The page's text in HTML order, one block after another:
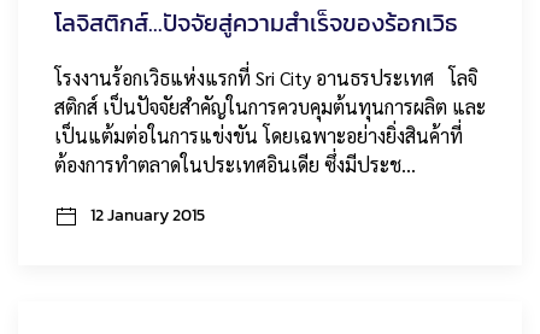
โลจิสติกส์...ปัจจัยสู่ความสำเร็จของร้อกเวิธ
โรงงานร้อกเวิธแห่งแรกที่ Sri City อานธรประเทศ โลจิ
สติกส์ เป็นปัจจัยสำคัญในการควบคุมต้นทุนการผลิต และ
เป็นแต้มต่อในการแข่งขัน โดยเฉพาะอย่างยิ่งสินค้าที่
ต้องการทำตลาดในประเทศอินเดีย ซึ่งมีประช…
12 January 2015